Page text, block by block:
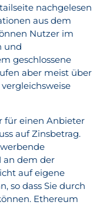
nachgelesen
aus dem
Nutzer im
und
geschlossene
aber meist über
für einen Anbieter
auf Zinsbetrag.
an dem der
auf eigene
so dass Sie durch
Ethereum